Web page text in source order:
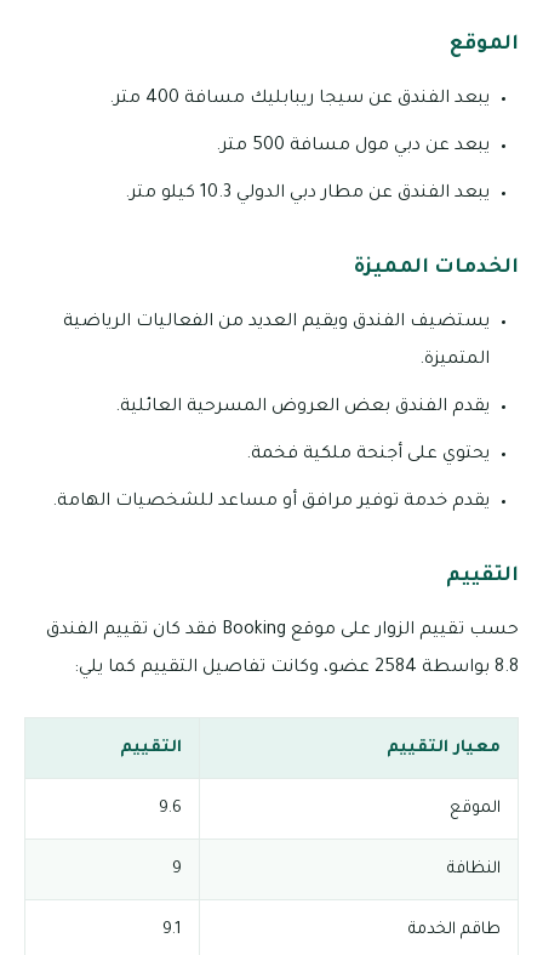
الموقع
يبعد الفندق عن سيجا ريبابليك مسافة 400 متر.
يبعد عن دبي مول مسافة 500 متر.
يبعد الفندق عن مطار دبي الدولي 10.3 كيلو متر.
الخدمات المميزة
يستضيف الفندق ويقيم العديد من الفعاليات الرياضية
المتميزة.
يقدم الفندق بعض العروض المسرحية العائلية.
يحتوي على أجنحة ملكية فخمة.
يقدم خدمة توفير مرافق أو مساعد للشخصيات الهامة.
التقييم
حسب تقييم الزوار على موقع Booking فقد كان تقييم الفندق
8.8 بواسطة 2584 عضو، وكانت تفاصيل التقييم كما يلي:
معيار التقييم التقييم
الموقع 9.6
النظافة 9
طاقم الخدمة 9.1